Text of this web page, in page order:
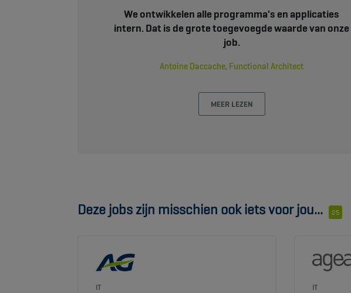
We ontwikkelen alle programma's en applicaties
intern. Dat is de grote toegevoegde waarde van onze
job.
Antoine Daccache, Functional Architect
MEER LEZEN
Deze jobs zijn misschien ook iets voor jou... 25
IT IT